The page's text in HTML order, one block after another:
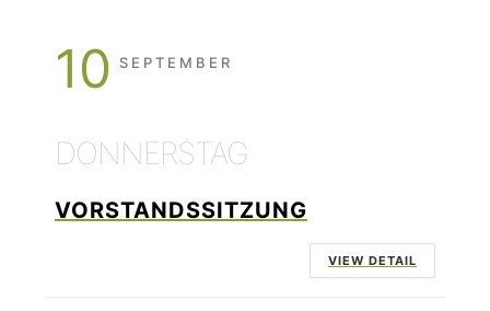
10 SEPTEMBER
DONNERSTAG
VORSTANDSSITZUNG
VIEW DETAIL